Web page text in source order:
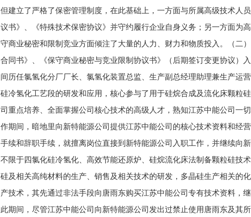
但建立了严格了保密管理制度，在此基础上，一方面与所属高级技术人
议书》、《特殊技术保密协议》并守约履行企业自身义务；另一方面为
守商业秘密和限制竞业方面倾注了大量的人力、财力和物质投入。（二
合同书》、《保守商业秘密与竞业限制协议书》（后期签订变更协议）
间历任氯氢化分厂厂长、氯氢化装置总监、生产副总经理助理兼生产运
硅冷氢化工艺段的研发和应用，核心参与了用于硅烷合成及流化床颗粒
司重点培养、全面掌握公司核心技术的高级人才，熟知江苏中能公司一
作期间，暗地里向新特能源公司提供江苏中能公司的核心技术资料和经
手续和辞职手续，就擅离岗位直接到新特能源公司入职工作，并继续向
不限于四氯化硅冷氢化、高效节能还原炉、硅烷流化床法制备颗粒硅技
硅及相关高纯材料的生产、销售及相关技术的研发，多晶硅生产相关的
产技术，其先通过非法手段向唐雨东购买江苏中能公司专有技术资料，
此期间，尽管江苏中能公司向新特能源公司发出过禁止使用唐雨东及其